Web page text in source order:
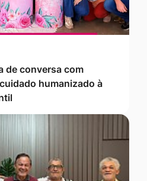
de conversa com
humanizado à